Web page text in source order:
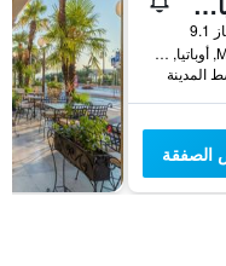
Maršala Tita 124/3, أوباتيا, كرواتيا